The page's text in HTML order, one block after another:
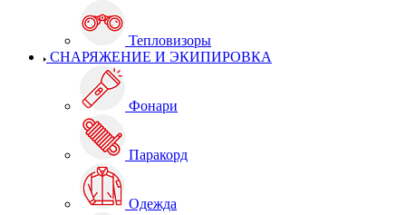
Тепловизоры
СНАРЯЖЕНИЕ И ЭКИПИРОВКА
Фонари
Паракорд
Одежда